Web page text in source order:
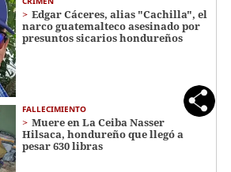
Edgar Cáceres, alias "Cachilla", el
narco guatemalteco asesinado por
presuntos sicarios hondureños
FALLECIMIENTO
Muere en La Ceiba Nasser
Hilsaca, hondureño que llegó a
pesar 630 libras